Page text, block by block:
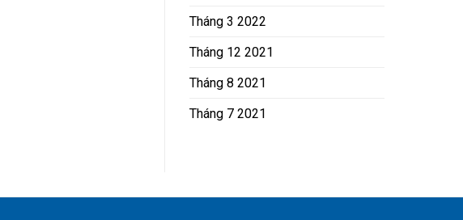
Tháng 3 2022
Tháng 12 2021
Tháng 8 2021
Tháng 7 2021